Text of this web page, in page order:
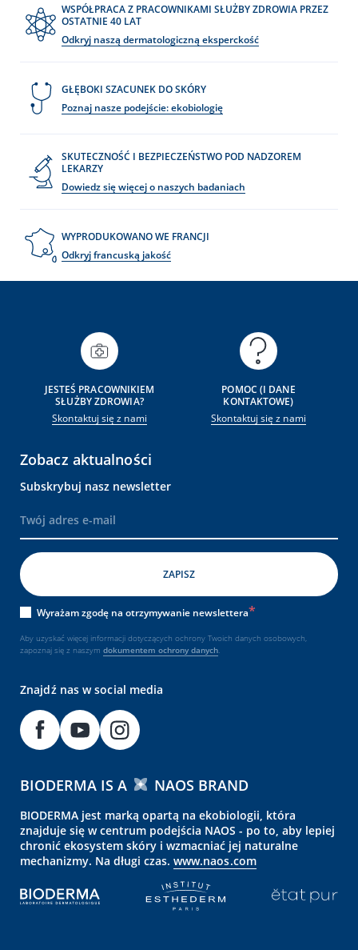
WSPÓŁPRACA Z PRACOWNIKAMI SŁUŻBY ZDROWIA PRZEZ
OSTATNIE 40 LAT
Odkryj naszą dermatologiczną eksperckość
GŁĘBOKI SZACUNEK DO SKÓRY
Poznaj nasze podejście: ekobiologię
SKUTECZNOŚĆ I BEZPIECZEŃSTWO POD NADZOREM
LEKARZY
Dowiedz się więcej o naszych badaniach
WYPRODUKOWANO WE FRANCJI
Odkryj francuską jakość
JESTEŚ PRACOWNIKIEM
SŁUŻBY ZDROWIA?
Skontaktuj się z nami
POMOC (I DANE
KONTAKTOWE)
Skontaktuj się z nami
Zobacz aktualności
Subskrybuj nasz newsletter
Wyrażam zgodę na otrzymywanie newslettera
Aby uzyskać więcej informacji dotyczących ochrony Twoich danych osobowych,
zapoznaj się z naszym dokumentem ochrony danych.
Znajdź nas w social media
BIODERMA IS A NAOS BRAND
BIODERMA jest marką opartą na ekobiologii, która
znajduje się w centrum podejścia NAOS - po to, aby lepiej
chronić ekosystem skóry i wzmacniać jej naturalne
mechanizmy. Na długi czas. www.naos.com